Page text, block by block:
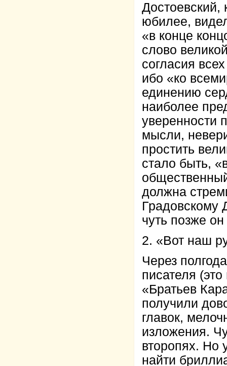
Достоевский,
юбилее,
«в конце
слово
согласия
ибо «ко
единению
наиболее
уверенности
мысли,
простить
стало быть,
должна
Градовскому
чуть позже
2. «Вот наш
Через
писателя
«Братьев
получили
главок,
изложения.
второпях. Но
найти